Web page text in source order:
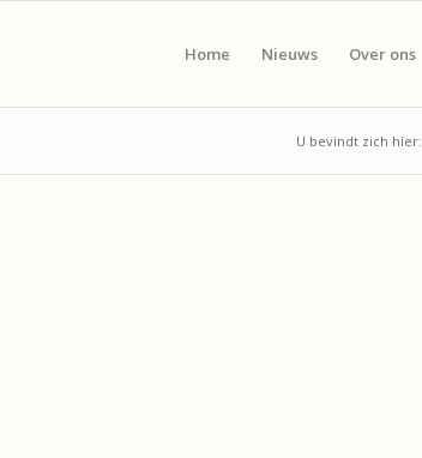
Home Nieuws Over ons
U bevindt zich hier: